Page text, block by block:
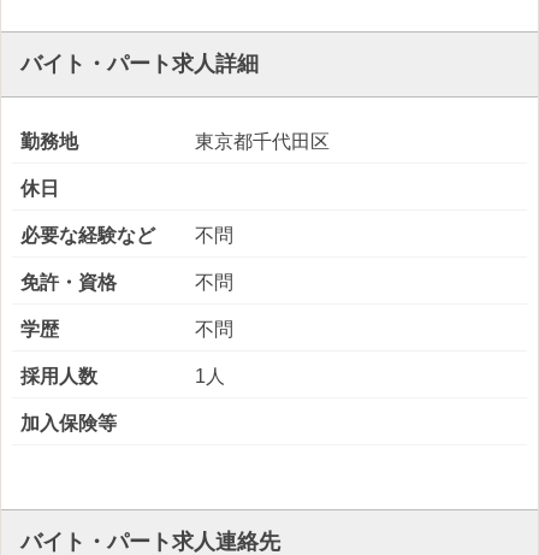
バイト・パート求人詳細
勤務地 東京都千代田区
休日
必要な経験など 不問
免許・資格 不問
学歴 不問
採用人数 1人
加入保険等
バイト・パート求人連絡先